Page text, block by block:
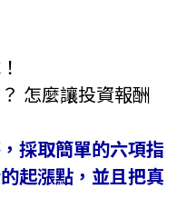
怎麼讓投資報酬
採取簡單的六項指
起漲點，並且把真